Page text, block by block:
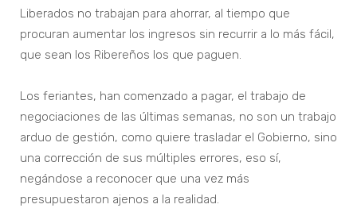
Liberados no trabajan para ahorrar, al tiempo que
procuran aumentar los ingresos sin recurrir a lo más fácil,
que sean los Ribereños los que paguen.
Los feriantes, han comenzado a pagar, el trabajo de
negociaciones de las últimas semanas, no son un trabajo
arduo de gestión, como quiere trasladar el Gobierno, sino
una corrección de sus múltiples errores, eso sí,
negándose a reconocer que una vez más
presupuestaron ajenos a la realidad.